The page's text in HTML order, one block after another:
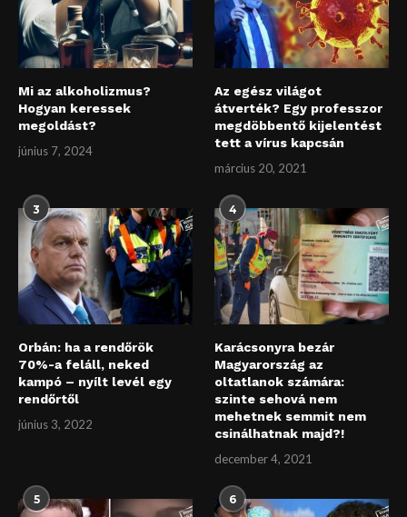
Mi az alkoholizmus?
Hogyan keressek
megoldást?
június 7, 2024
Az egész világot
átverték? Egy professzor
megdöbbentő kijelentést
tett a vírus kapcsán
március 20, 2021
3
Orbán: ha a rendőrök
70%-a feláll, neked
kampó – nyílt levél egy
rendőrtől
június 3, 2022
4
Karácsonyra bezár
Magyarország az
oltatlanok számára:
szinte sehová nem
mehetnek semmit nem
csinálhatnak majd?!
december 4, 2021
5 6